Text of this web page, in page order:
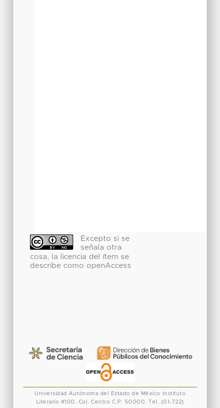
Excepto si se
señala otra
cosa, la licencia del ítem se
describe como openAccess
Universidad Autónoma del Estado de México
Instituto
Literario #100. Col. Centro C.P. 50000. Tel. (01-722)